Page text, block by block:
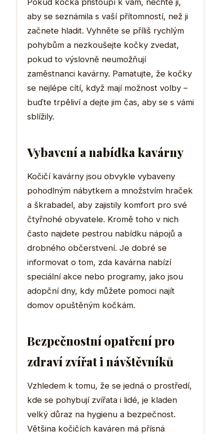
aby se seznámila s vaší přítomností, než ji
začnete hladit. Vyhněte se příliš rychlým
pohybům a nezkoušejte kočky zvedat,
pokud to výslovně neumožňují
zaměstnanci kavárny. Pamatujte, že kočky
se nejlépe cítí, když mají možnost volby –
buďte trpěliví a dejte jim čas, aby se s vámi
sblížily.
Vybavení a nabídka kavárny
Kočičí kavárny jsou obvykle vybaveny
pohodlným nábytkem a množstvím hraček
a škrabadel, aby zajistily komfort pro své
čtyřnohé obyvatele. Kromě toho v nich
často najdete pestrou nabídku nápojů a
drobného občerstvení. Je dobré se
informovat o tom, zda kavárna nabízí
speciální akce nebo programy, jako jsou
adopční dny, kdy můžete pomoci najít
domov opuštěným kočkám.
Bezpečnostní opatření pro
zdraví zvířat i návštěvníků
Vzhledem k tomu, že se jedná o prostředí,
kde se pohybují zvířata i lidé, je kladen
velký důraz na hygienu a bezpečnost.
Většina kočičích kaváren má přísná